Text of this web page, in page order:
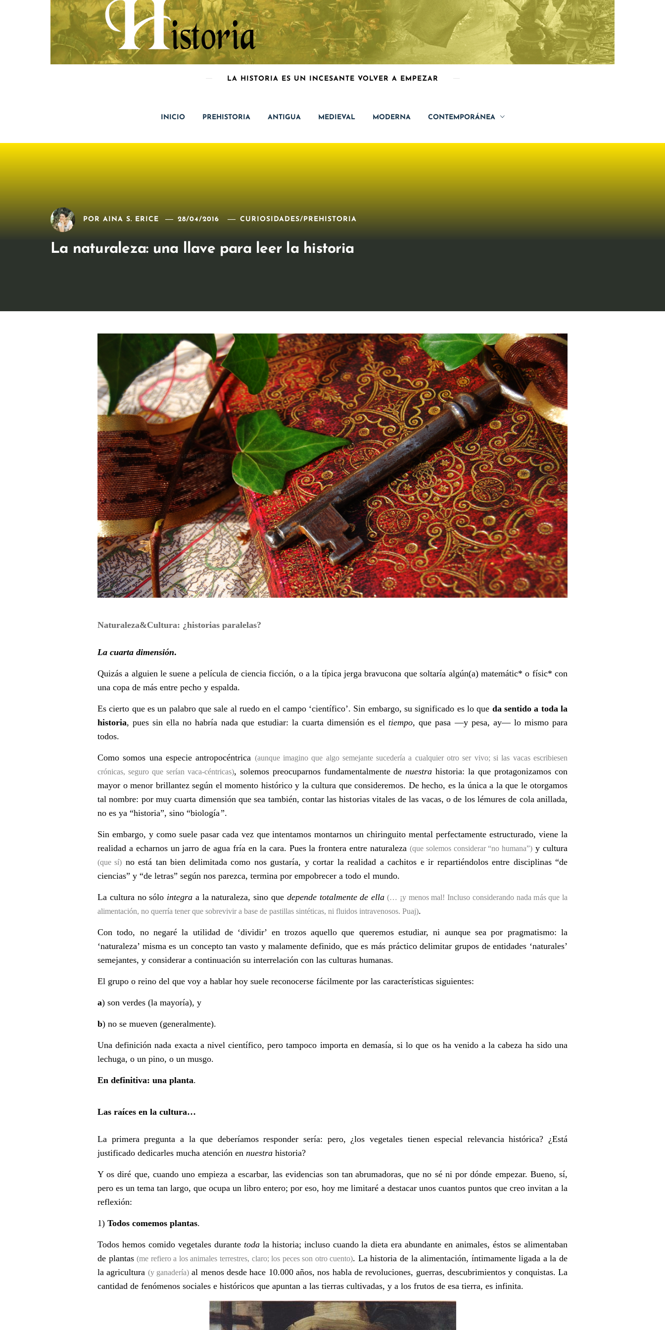
LA HISTORIA ES UN INCESANTE VOLVER A EMPEZAR
INICIO PREHISTORIA ANTIGUA MEDIEVAL MODERNA CONTEMPORÁNEA
POR AINA S. ERICE 28/04/2016 CURIOSIDADES/ PREHISTORIA
La naturaleza: una llave para leer la historia
Naturaleza&Cultura: ¿historias paralelas?
La cuarta dimensión.
Quizás a alguien le suene a película de ciencia ficción, o a la típica jerga bravucona que soltaría algún(a) matemátic* o físic* con
una copa de más entre pecho y espalda.
Es cierto que es un palabro que sale al ruedo en el campo ‘científico’. Sin embargo, su significado es lo que da sentido a toda la
historia, pues sin ella no habría nada que estudiar: la cuarta dimensión es eltiempo, que pasa —y pesa, ay— lo mismo para
todos.
Como somos una especie antropocéntrica (aunque imagino que algo semejante sucedería a cualquier otro ser vivo; si las vacas escribiesen
crónicas, seguro que serían vaca-céntricas), solemos preocuparnos fundamentalmente de nuestra historia: la que protagonizamos con
mayor o menor brillantez según el momento histórico y la cultura que consideremos. De hecho, es la única a la que le otorgamos
tal nombre: por muy cuarta dimensión que sea también, contar las historias vitales de las vacas, o de los lémures de cola anillada,
no es ya “historia”, sino “biología”.
Sin embargo, y como suele pasar cada vez que intentamos montarnos un chiringuito mental perfectamente estructurado, viene la
realidad a echarnos un jarro de agua fría en la cara. Pues la frontera entre naturaleza (que solemos considerar “no humana”) y cultura
(que sí) no está tan bien delimitada como nos gustaría, y cortar la realidad a cachitos e ir repartiéndolos entre disciplinas “de
ciencias” y “de letras” según nos parezca, termina por empobrecer a todo el mundo.
La cultura no sólo integra a la naturaleza, sino que depende totalmente de ella (… ¡y menos mal! Incluso considerando nada más que la
alimentación, no querría tener que sobrevivir a base de pastillas sintéticas, ni fluidos intravenosos. Puaj).
Con todo, no negaré la utilidad de ‘dividir’ en trozos aquello que queremos estudiar, ni aunque sea por pragmatismo: la
‘naturaleza’ misma es un concepto tan vasto y malamente definido, que es más práctico delimitar grupos de entidades ‘naturales’
semejantes, y considerar a continuación su interrelación con las culturas humanas.
El grupo o reino del que voy a hablar hoy suele reconocerse fácilmente por las características siguientes:
a) son verdes (la mayoría), y
b) no se mueven (generalmente).
Una definición nada exacta a nivel científico, pero tampoco importa en demasía, si lo que os ha venido a la cabeza ha sido una
lechuga, o un pino, o un musgo.
En definitiva: una planta.
Las raíces en la cultura…
La primera pregunta a la que deberíamos responder sería: pero, ¿los vegetales tienen especial relevancia histórica? ¿Está
justificado dedicarles mucha atención en nuestra historia?
Y os diré que, cuando uno empieza a escarbar, las evidencias son tan abrumadoras, que no sé ni por dónde empezar. Bueno, sí,
pero es un tema tan largo, que ocupa un libro entero; por eso, hoy me limitaré a destacar unos cuantos puntos que creo invitan a la
reflexión:
1) Todos comemos plantas.
Todos hemos comido vegetales durante todala historia; incluso cuando la dieta era abundante en animales, éstos se alimentaban
de plantas(me refiero a los animales terrestres, claro; los peces son otro cuento). La historia de la alimentación, íntimamente ligada a la de
la agricultura (y ganadería) al menos desde hace 10.000 años, nos habla de revoluciones, guerras, descubrimientos y conquistas. La
cantidad de fenómenos sociales e históricos que apuntan a las tierras cultivadas, y a los frutos de esa tierra, es infinita.